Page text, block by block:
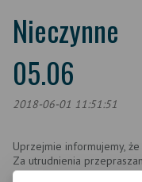
Nieczynne
05.06
2018-06-01 11:51:51
Uprzejmie informujemy,
Za utrudnienia